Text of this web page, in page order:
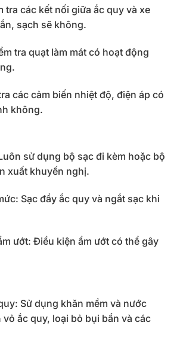
tra các kết nối giữa ắc quy và xe
sạch sẽ không.
tra quạt làm mát có hoạt động
các cảm biến nhiệt độ, điện áp có
không.
sử dụng bộ sạc đi kèm hoặc bộ
xuất khuyến nghị.
Sạc đầy ắc quy và ngắt sạc khi
ướt: Điều kiện ẩm ướt có thể gây
Sử dụng khăn mềm và nước
vỏ ắc quy, loại bỏ bụi bẩn và các